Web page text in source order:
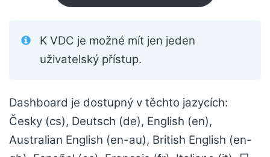
K VDC je možné mít jen jeden
uživatelský přístup.
Dashboard je dostupný v těchto jazycích:
Česky (cs), Deutsch (de), English (en),
Australian English (en-au), British English (en-